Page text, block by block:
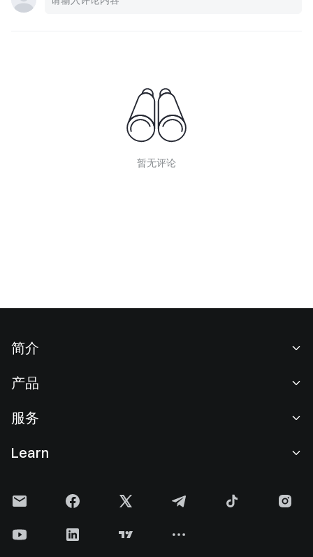
暂无评论
简介
新闻中心
Cookie 政策
产品
现货交易
理财中心
服务
费率标准
Learn
Gate 快讯